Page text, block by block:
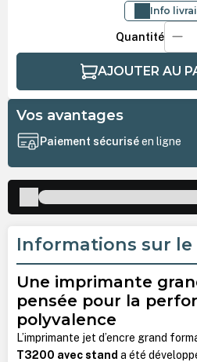
Info
Quantité
AJOUTER AU
Vos avantages
Paiement sécuriséen ligne
Informations sur
Une imprimante
pensée pour la
polyvalence
L’imprimante jet d’encre grand
T3200 avec stand a été